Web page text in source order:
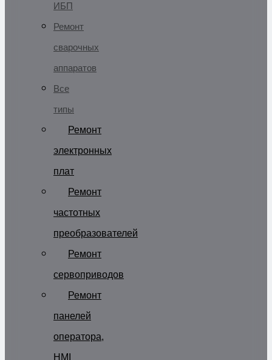
ИБП
Ремонт
сварочных
аппаратов
Все
типы
Ремонт
электронных
плат
Ремонт
частотных
преобразователей
Ремонт
сервоприводов
Ремонт
панелей
оператора,
HMI